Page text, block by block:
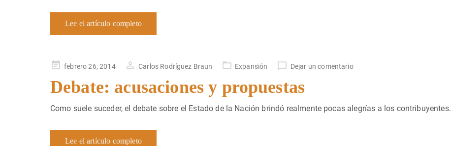
Lee el artículo completo
Publicado
febrero 26, 2014 Carlos Rodríguez Braun Expansión Dejar un comentario
Debate: acusaciones y propuestas
Como suele suceder, el debate sobre el Estado de la Nación brindó realmente pocas alegrías a los contribuyentes.
Lee el artículo completo